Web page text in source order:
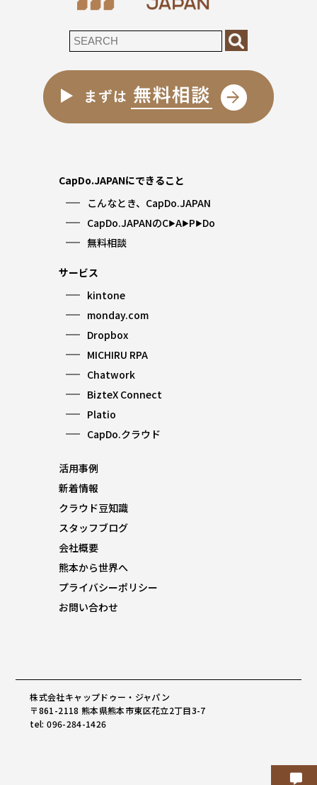
CapDo.JAPANにできること
こんなとき、CapDo.JAPAN
CapDo.JAPANのC▶︎A▶︎P▶︎Do
無料相談
サービス
kintone
monday.com
Dropbox
MICHIRU RPA
Chatwork
BizteX Connect
Platio
CapDo.クラウド
活用事例
新着情報
クラウド豆知識
スタッフブログ
会社概要
熊本から世界へ
プライバシーポリシー
お問い合わせ
株式会社キャップドゥー・ジャパン
〒861-2118 熊本県熊本市東区花立2丁目3-7
tel: 096-284-1426